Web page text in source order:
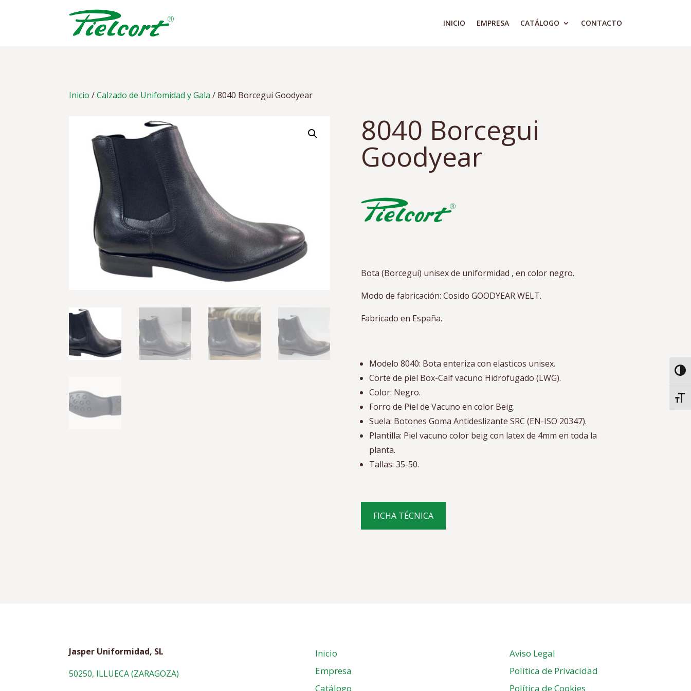
INICIO EMPRESA CATÁLOGO CONTACTO
Inicio /Calzado de Unifomidad y Gala / 8040 Borcegui Goodyear
8040 Borcegui
Goodyear
Bota (Borcegui) unisex de uniformidad , en color negro.
Modo de fabricación: Cosido GOODYEAR WELT.
Fabricado en España.
Modelo 8040: Bota enteriza con elasticos unisex.
Corte de piel Box-Calf vacuno Hidrofugado (LWG).
Color: Negro.
Forro de Piel de Vacuno en color Beig.
Suela: Botones Goma Antideslizante SRC (EN-ISO 20347).
Plantilla: Piel vacuno color beig con latex de 4mm en toda la
planta.
Tallas: 35-50.
FICHA TÉCNICA
Jasper Uniformidad, SL
50250, ILLUECA (ZARAGOZA)
Inicio
Empresa
Catálogo
Aviso Legal
Política de Privacidad
Política de Cookies